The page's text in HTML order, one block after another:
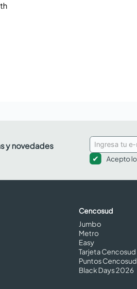
y novedades
Acepto
Cencosud
Jumbo
Metro
Easy
Tarjeta Cencosud
Puntos Cencosud
Black Days 2026